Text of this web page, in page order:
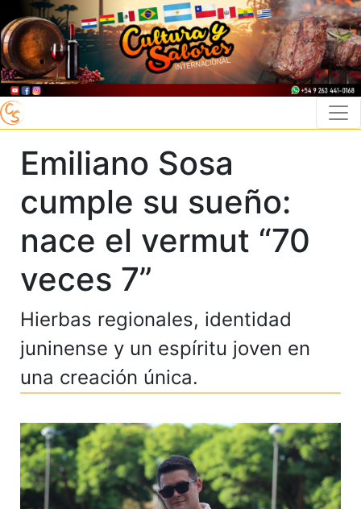
Emiliano Sosa
cumple su sueño:
nace el vermut “70
veces 7”
Hierbas regionales, identidad
juninense y un espíritu joven en
una creación única.